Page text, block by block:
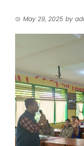
May 29, 2025 by